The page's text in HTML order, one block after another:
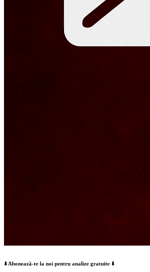
⬇️ Abonează-te la noi pentru analize gratuite ⬇️